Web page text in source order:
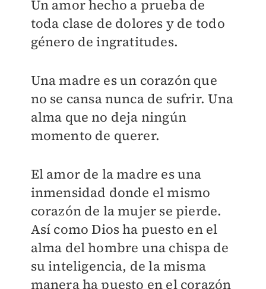
Un amor hecho a prueba de
toda clase de dolores y de todo
género de ingratitudes.
Una madre es un corazón que
no se cansa nunca de sufrir. Una
alma que no deja ningún
momento de querer.
El amor de la madre es una
inmensidad donde el mismo
corazón de la mujer se pierde.
Así como Dios ha puesto en el
alma del hombre una chispa de
su inteligencia, de la misma
manera ha puesto en el corazón